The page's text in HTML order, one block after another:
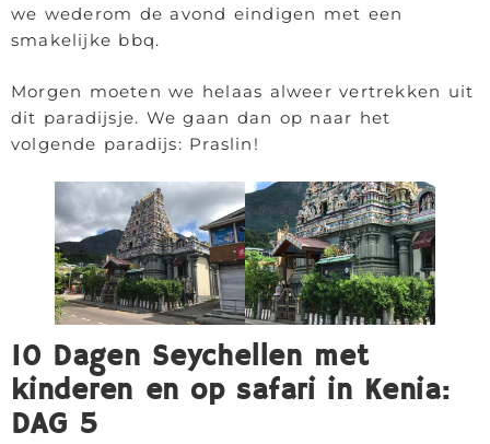
we wederom de avond eindigen met een
smakelijke bbq.
Morgen moeten we helaas alweer vertrekken uit
dit paradijsje. We gaan dan op naar het
volgende paradijs: Praslin!
10 Dagen Seychellen met
kinderen en op safari in Kenia:
DAG 5